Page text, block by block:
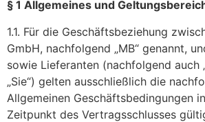
§ 1 Allgemeines und
1.1. Für die Geschäftsbeziehung
GmbH, nachfolgend „MB“ genannt,
sowie Lieferanten (nachfolgend auch
„Sie“) gelten ausschließlich die
Allgemeinen Geschäftsbedingungen
Zeitpunkt des Vertragsschlusses